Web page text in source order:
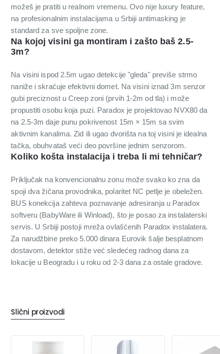
možeš je pratiti u realnom vremenu. Ovo nije luxury feature,
na profesionalnim instalacijama u Srbiji antimasking je
standard za sve spoljne zone.
Na kojoj visini ga montiram i zašto baš 2.5-
3m?
Na visini ispod 2.5m ugao detekcije "gleda" previše strmo
naniže i skraćuje efektivni domet. Na visini iznad 3m senzor
gubi preciznost u Creep zoni (prvih 1-2m od tla) i može
propustiti osobu koja puzi. Paradox je projektovao NVX80 da
na 2.5-3m daje punu pokrivenost 15m × 15m sa svim
aktivnim kanalima. Zid ili ugao dvorišta na toj visini je idealna
tačka, obuhvataš veći deo površine jednim senzorom.
Koliko košta instalacija i treba li mi tehničar?
Priključak na konvencionalnu zonu može svako ko zna da
spoji dva žičana provodnika, polaritet NC petlje je obeležen.
BUS konekcija zahteva poznavanje adresiranja u Paradox
softveru (BabyWare ili Winload), što je posao za instalaterski
servis. U Srbiji postoji mreža ovlašćenih Paradox instalatera.
Za narudžbine preko 5.000 dinara Eurovik šalje besplatnom
dostavom, detektor stiže već sledećeg radnog dana za
lokacije u Beogradu i u roku od 2-3 dana za ostale gradove.
Slični proizvodi